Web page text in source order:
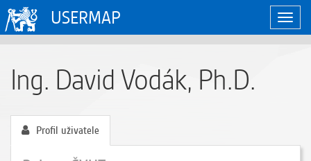
USERMAP
Ing. David Vodák, Ph.D.
Profil uživatele